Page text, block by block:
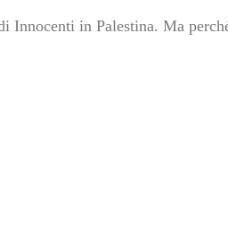
Innocenti in Palestina. Ma